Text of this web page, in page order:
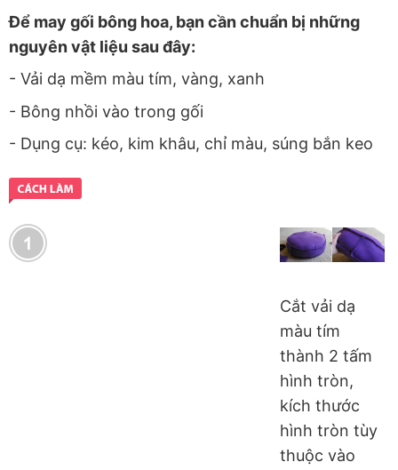
Để may gối bông hoa, bạn cần chuẩn bị những
nguyên vật liệu sau đây:
- Vải dạ mềm màu tím, vàng, xanh
- Bông nhồi vào trong gối
- Dụng cụ: kéo, kim khâu, chỉ màu, súng bắn keo
Cắt vải dạ
màu tím
thành 2 tấm
hình tròn,
kích thước
hình tròn tùy
thuộc vào